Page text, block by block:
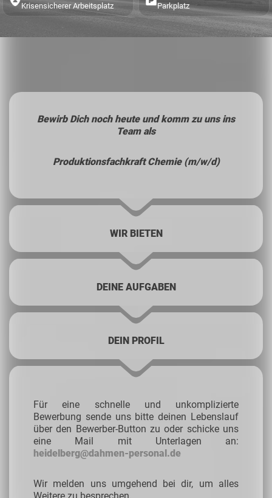
Krisensicherer Arbeitsplatz Parkplatz
Bewirb Dich noch heute und komm zu uns ins
Team als
Produktionsfachkraft Chemie (m/w/d)
WIR BIETEN
DEINE AUFGABEN
DEIN PROFIL
Für eine schnelle und unkomplizierte
Bewerbung sende uns bitte deinen Lebenslauf
über den Bewerber-Button zu oder schicke uns
eine Mail mit Unterlagen an:
heidelberg@dahmen-personal.de
Wir melden uns umgehend bei dir, um alles